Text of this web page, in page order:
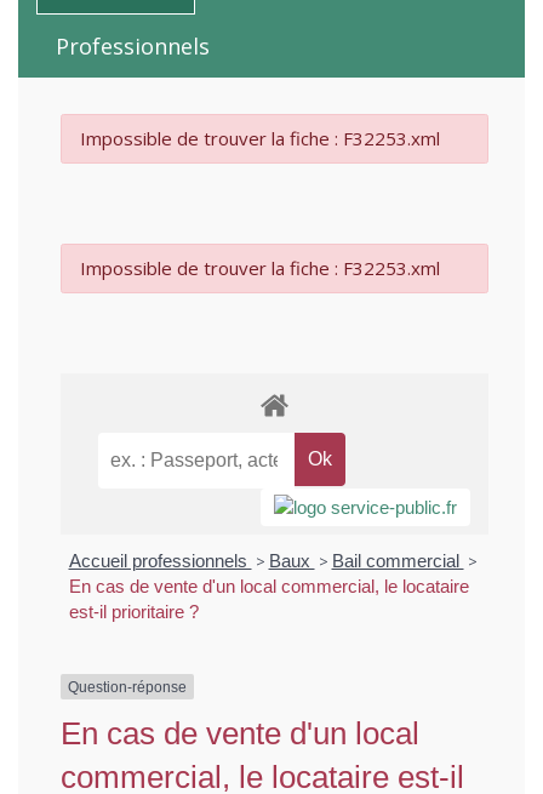
Professionnels
Impossible de trouver la fiche : F32253.xml
Impossible de trouver la fiche : F32253.xml
Accueil professionnels > Baux > Bail commercial >
En cas de vente d'un local commercial, le locataire
est-il prioritaire ?
Question-réponse
En cas de vente d'un local
commercial, le locataire est-il